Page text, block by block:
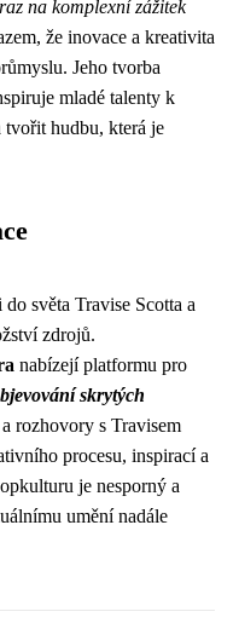
na komplexní zážitek
že inovace a kreativita
Jeho tvorba
mladé talenty k
tvořit hudbu, která je
světa Travise Scotta a
zdrojů.
nabízejí platformu pro
skrytých
rozhovory s Travisem
procesu, inspirací a
je nesporný a
umění nadále